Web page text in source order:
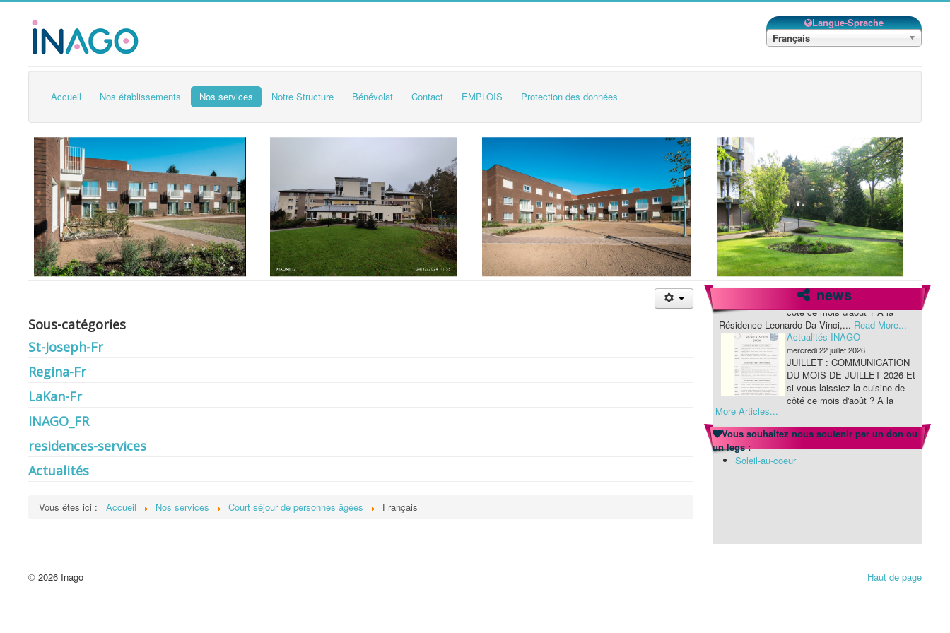
Langue-Sprache
Français
Accueil Nos établissements Nos services Notre Structure Bénévolat Contact EMPLOIS Protection des données
Sous-catégories
St-Joseph-Fr
Regina-Fr
LaKan-Fr
INAGO_FR
residences-services
Actualités
Vous êtes ici : Accueil Nos services Court séjour de personnes âgées Français
news
JUILLET : COMMUNICATION
DU MOIS DE JUILLET 2026 Et
si vous laissiez la cuisine de
Actualités-INAGO
mercredi 22 juillet 2026
JUILLET : COMMUNICATION
DU MOIS DE JUILLET 2026 Et
si vous laissiez la cuisine de
côté ce mois d'août ? À la
Résidence Leonardo Da Vinci,...Read More...
More Articles...
Vous souhaitez nous soutenir par un don ou
un legs :
Soleil-au-coeur
Haut de page
© 2026 Inago